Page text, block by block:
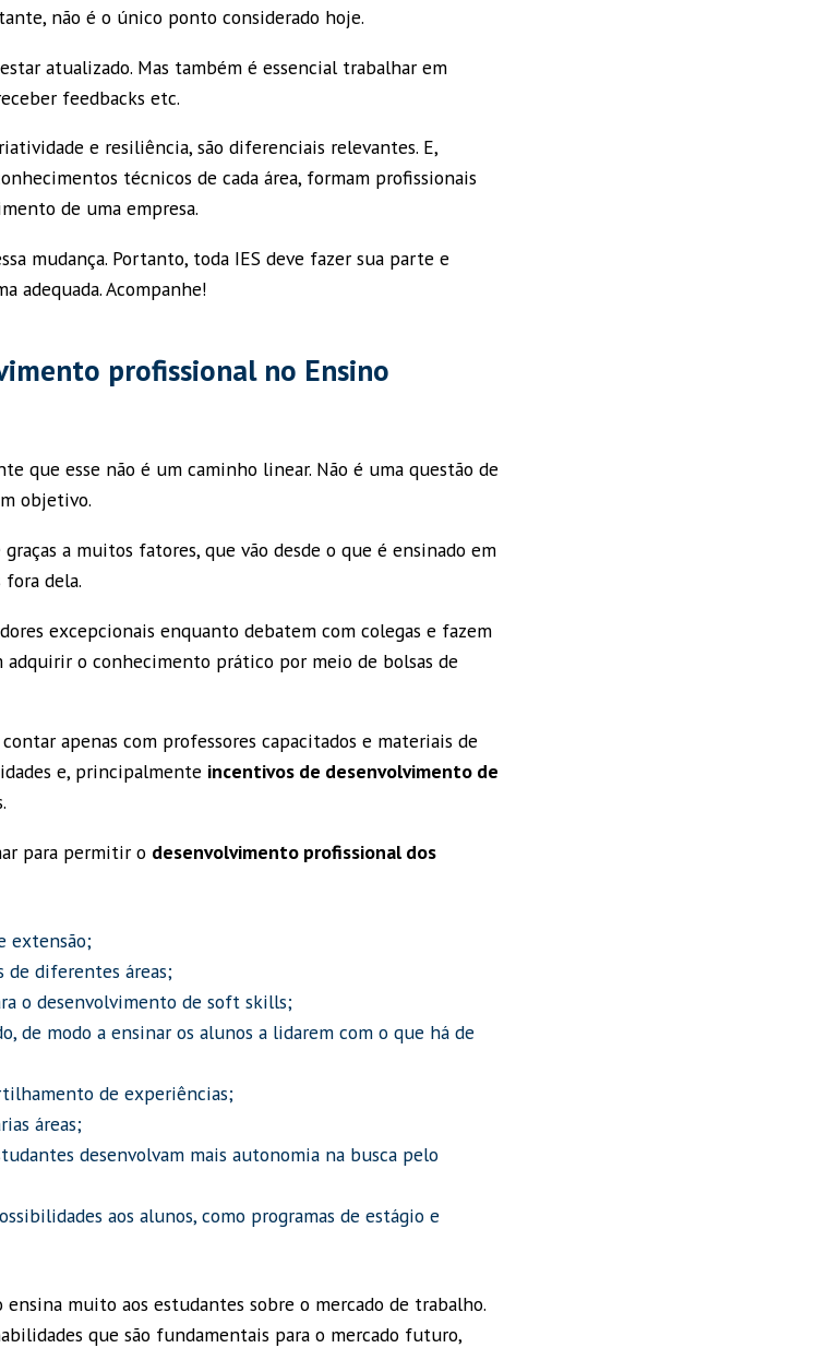
não é o único ponto considerado hoje.
atualizado. Mas também é essencial trabalhar em
feedbacks etc.
e resiliência, são diferenciais relevantes. E,
técnicos de cada área, formam profissionais
de uma empresa.
mudança. Portanto, toda IES deve fazer sua parte e
adequada. Acompanhe!
profissional no Ensino
que esse não é um caminho linear. Não é uma questão de
objetivo.
a muitos fatores, que vão desde o que é ensinado em
dela.
excepcionais enquanto debatem com colegas e fazem
adquirir o conhecimento prático por meio de bolsas de
apenas com professores capacitados e materiais de
e, principalmente incentivos de desenvolvimento de
para permitir o desenvolvimento profissional dos
extensão;
de diferentes áreas;
o desenvolvimento de soft skills;
de modo a ensinar os alunos a lidarem com o que há de
de experiências;
áreas;
desenvolvam mais autonomia na busca pelo
aos alunos, como programas de estágio e
muito aos estudantes sobre o mercado de trabalho.
que são fundamentais para o mercado futuro,